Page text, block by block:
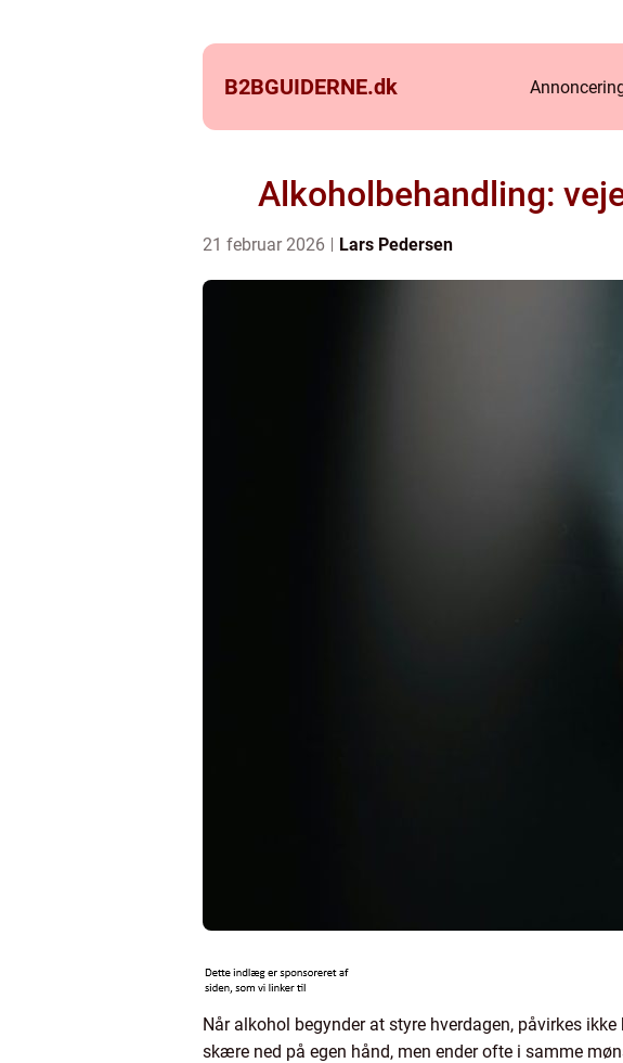
B2BGUIDERNE.dk
Alkoholbehandling:
21 februar 2026 Lars Pedersen
Når alkohol begynder at styre hverdagen, påvirkes
skære ned på egen hånd, men ender ofte i samme